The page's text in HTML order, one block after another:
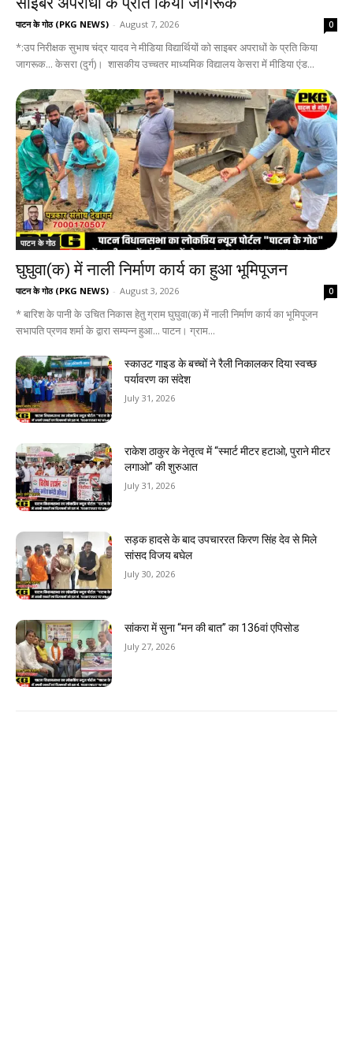
पाटन के गोठ (PKG NEWS) - August 7, 2026 0
*:उप निरीक्षक सुभाष चंद्र यादव ने मीडिया विद्यार्थियों को साइबर अपराधों के प्रति किया
जागरूक... केसरा (दुर्ग)। शासकीय उच्चतर माध्यमिक विद्यालय केसरा में मीडिया एंड...
पाटन के गोठ
घुघुवा(क) में नाली निर्माण कार्य का हुआ भूमिपूजन
पाटन के गोठ (PKG NEWS) - August 3, 2026 0
* बारिश के पानी के उचित निकास हेतु ग्राम घुघुवा(क) में नाली निर्माण कार्य का भूमिपूजन
सभापति प्रणव शर्मा के द्वारा सम्पन्न हुआ... पाटन। ग्राम...
स्काउट गाइड के बच्चों ने रैली निकालकर दिया स्वच्छ
पर्यावरण का संदेश
July 31, 2026
राकेश ठाकुर के नेतृत्व में “स्मार्ट मीटर हटाओ, पुराने मीटर
लगाओ” की शुरुआत
July 31, 2026
सड़क हादसे के बाद उपचाररत किरण सिंह देव से मिले
सांसद विजय बघेल
July 30, 2026
सांकरा में सुना “मन की बात” का 136वां एपिसोड
July 27, 2026